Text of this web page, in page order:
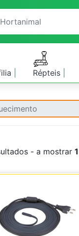
Répteis
- a mostrar 1